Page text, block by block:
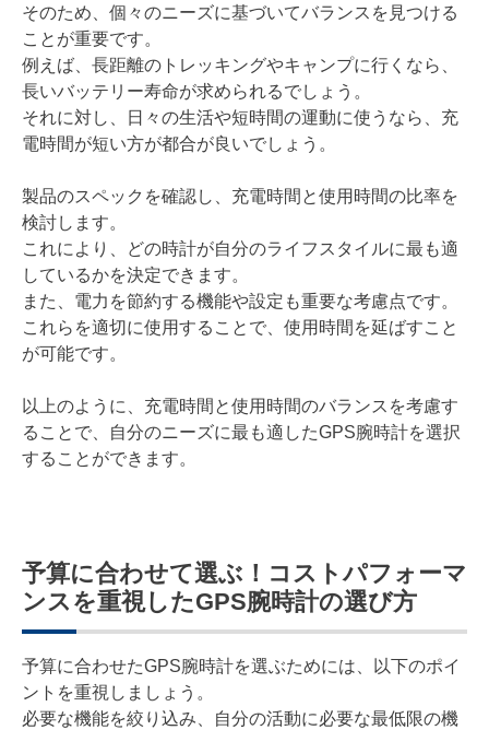
そのため、個々のニーズに基づいてバランスを見つける
ことが重要です。
例えば、長距離のトレッキングやキャンプに行くなら、
長いバッテリー寿命が求められるでしょう。
それに対し、日々の生活や短時間の運動に使うなら、充
電時間が短い方が都合が良いでしょう。
製品のスペックを確認し、充電時間と使用時間の比率を
検討します。
これにより、どの時計が自分のライフスタイルに最も適
しているかを決定できます。
また、電力を節約する機能や設定も重要な考慮点です。
これらを適切に使用することで、使用時間を延ばすこと
が可能です。
以上のように、充電時間と使用時間のバランスを考慮す
ることで、自分のニーズに最も適したGPS腕時計を選択
することができます。
予算に合わせて選ぶ！コストパフォーマ
ンスを重視したGPS腕時計の選び方
予算に合わせたGPS腕時計を選ぶためには、以下のポイ
ントを重視しましょう。
必要な機能を絞り込み、自分の活動に必要な最低限の機